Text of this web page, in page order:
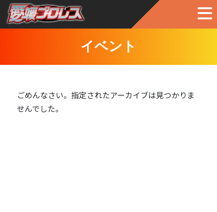
イベント
ごめんなさい。指定されたアーカイブは見つかりま
せんでした。